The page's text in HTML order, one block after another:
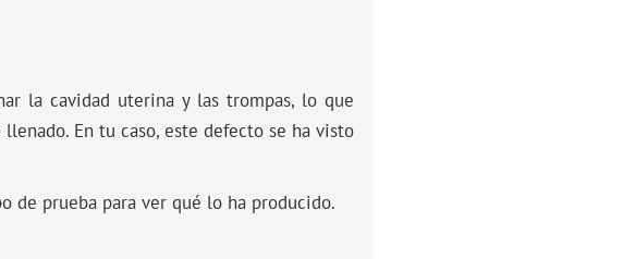
la cavidad uterina y las trompas, lo que
En tu caso, este defecto se ha visto
de prueba para ver qué lo ha producido.